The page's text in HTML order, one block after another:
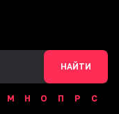
НАЙТИ
М Н О П Р
С